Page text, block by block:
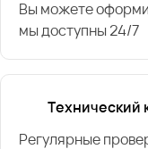
Вы можете
мы доступны 24/7
Технический
Регулярные